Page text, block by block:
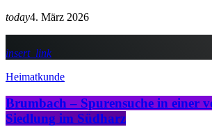
today4. März 2026
insert_link
Heimatkunde
Brumbach – Spurensuche in einer
Siedlung im Südharz